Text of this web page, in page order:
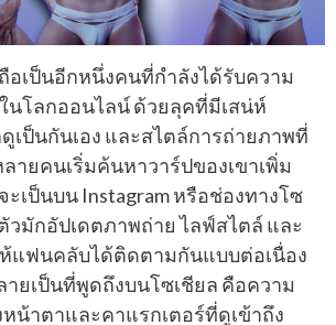
ถือเป็นอีกหนึ่งคนที่กำลังได้รับความ
นโลกออนไลน์ ด้วยลุคที่มีเสน่ห์
เป็นกันเอง และสไตล์การถ่ายภาพที่
ายคนเริ่มค้นหาวาร์ปของเขาเพิ่ม
ะเป็นบน Instagram หรือช่องทางโซ
วมักอัปเดตภาพถ่าย ไลฟ์สไตล์ และ
ห้แฟนคลับได้ติดตามกันแบบต่อเนื่อง
ายเป็นที่พูดถึงบนโซเชียล คือความ
หน้าตาและคาแรกเตอร์ที่ดูเข้าถึง